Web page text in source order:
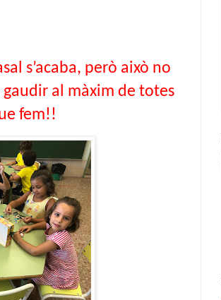
s’acaba, però això no
al màxim de totes
fem!!